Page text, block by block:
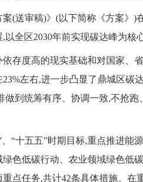
案(送审稿)》(以下简称《方案
全区2030年前实现碳达峰为
依存度高的现实基础和对国家
左右,进一步凸显了鼎城区
做到统筹有序、协调一致,不抢
、“十五五”时期目标,重点推进
色低碳行动、农业领域绿色低
点任务,共计42条具体措施。